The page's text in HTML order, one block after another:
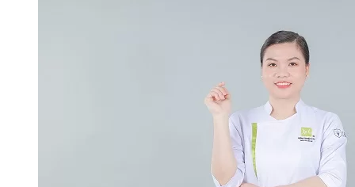
Quản Trị Vận Hành Microsoft Azure
Data Analyst (Phân Tích Dữ Liệu)
Data Visualization (Trực Quan Hóa Dữ Liệu)
Data System (Quản Trị Dữ Liệu)
Chuyên Viên Lập Trình (Full Stack)
Chuyên Viên Lập Trình Website (Full Stack)
Chuyên Viên Lập Trình Mobile (Full Stack)
Trọn Bộ Công Cụ AI Văn Phòng
Trọn Bộ Công Cụ AI Ứng Dụng Giảng Dạy